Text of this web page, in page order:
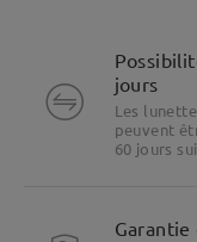
jours
Les
peuvent
60 jours